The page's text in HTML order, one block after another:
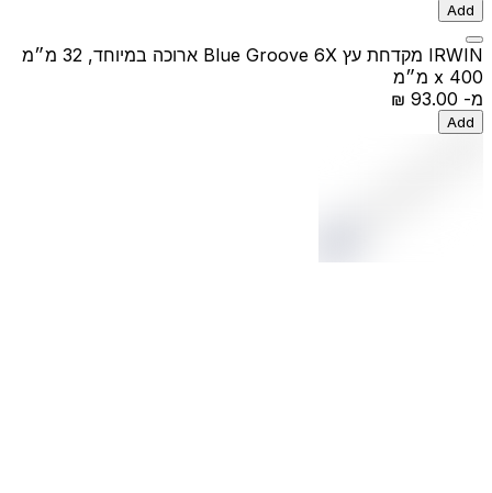
Add
IRWIN מקדחת עץ Blue Groove 6X ארוכה במיוחד, 32 מ״מ
x 400 מ״מ
מ-
Add